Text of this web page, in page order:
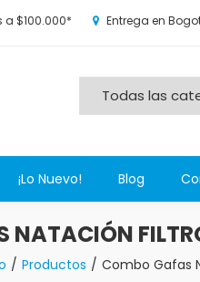
$100.000* Entrega en
¡Lo Nuevo! Blog
NATACIÓN
Productos Combo Gafas